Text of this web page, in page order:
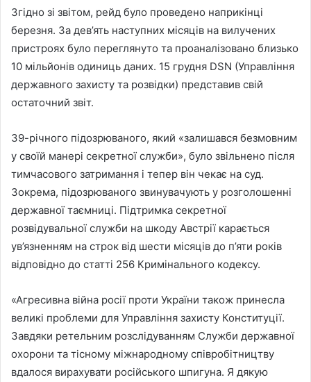
Згідно зі звітом, рейд було проведено наприкінці
березня. За дев’ять наступних місяців на вилучених
пристроях було переглянуто та проаналізовано близько
10 мільйонів одиниць даних. 15 грудня DSN (Управління
державного захисту та розвідки) представив свій
остаточний звіт.
39-річного підозрюваного, який «залишався безмовним
у своїй манері секретної служби», було звільнено після
тимчасового затримання і тепер він чекає на суд.
Зокрема, підозрюваного звинувачують у розголошенні
державної таємниці. Підтримка секретної
розвідувальної служби на шкоду Австрії карається
ув’язненням на строк від шести місяців до п’яти років
відповідно до статті 256 Кримінального кодексу.
«Агресивна війна росії проти України також принесла
великі проблеми для Управління захисту Конституції.
Завдяки ретельним розслідуванням Служби державної
охорони та тісному міжнародному співробітництву
вдалося вирахувати російського шпигуна. Я дякую